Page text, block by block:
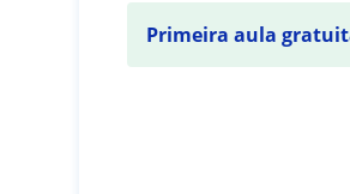
Primeira aula